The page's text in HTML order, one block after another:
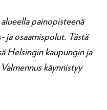
painopisteenä
ja osaamispolut. Tästä
Helsingin kaupungin ja
Valmennus käynnistyy